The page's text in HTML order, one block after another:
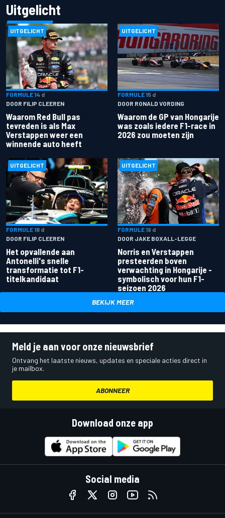
Uitgelicht
UITGELICHT
FORMULE 14 d
DOOR FILIP CLEEREN
Waarom Red Bull pas
tevreden is als Max
Verstappen weer een
winnende auto heeft
UITGELICHT
FORMULE 15 d
DOOR RONALD VORDING
Waarom de GP van Hongarije
was zoals iedere F1-race in
2026 zou moeten zijn
UITGELICHT
FORMULE 18 d
DOOR FILIP CLEEREN
Het opvallende aan
Antonelli's snelle
transformatie tot F1-
titelkandidaat
UITGELICHT
FORMULE 19 d
DOOR JAKE BOXALL-LEGGE
Norris en Verstappen
presteerden boven
verwachting in Hongarije -
symbolisch voor hun F1-
seizoen 2026
BEKIJK MEER
Meld je aan voor onze nieuwsbrief
Ontvang het laatste nieuws, updates en speciale acties direct in
je mailbox.
ABONNEER
Download onze app
Social media